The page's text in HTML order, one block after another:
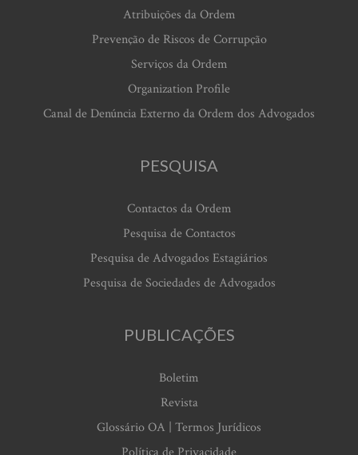
Atribuições da Ordem
Prevenção de Riscos de Corrupção
Serviços da Ordem
Organization Profile
Canal de Denúncia Externo da Ordem dos Advogados
PESQUISA
Contactos da Ordem
Pesquisa de Contactos
Pesquisa de Advogados Estagiários
Pesquisa de Sociedades de Advogados
PUBLICAÇÕES
Boletim
Revista
Glossário OA | Termos Jurídicos